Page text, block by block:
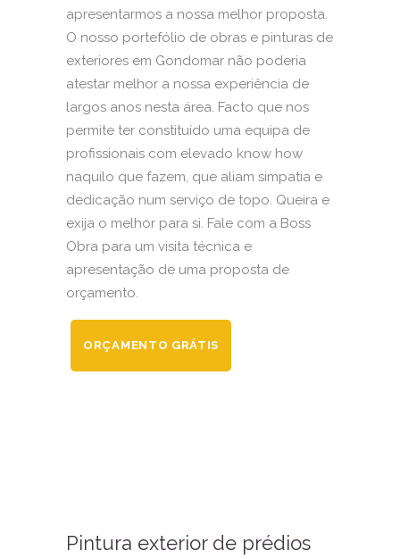
apresentarmos a nossa melhor proposta.
O nosso portefólio de obras e pinturas de
exteriores em Gondomar não poderia
atestar melhor a nossa experiência de
largos anos nesta área. Facto que nos
permite ter constituído uma equipa de
profissionais com elevado know how
naquilo que fazem, que aliam simpatia e
dedicação num serviço de topo. Queira e
exija o melhor para si. Fale com a Boss
Obra para um visita técnica e
apresentação de uma proposta de
orçamento.
ORÇAMENTO GRÁTIS
Pintura exterior de prédios